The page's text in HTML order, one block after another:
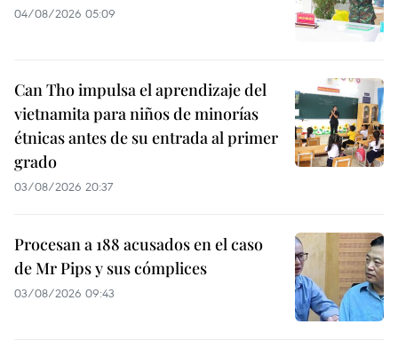
04/08/2026 05:09
Can Tho impulsa el aprendizaje del
vietnamita para niños de minorías
étnicas antes de su entrada al primer
grado
03/08/2026 20:37
Procesan a 188 acusados en el caso
de Mr Pips y sus cómplices
03/08/2026 09:43